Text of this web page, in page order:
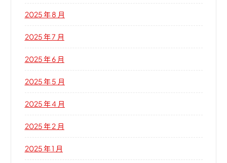
2025 年 8 月
2025 年 7 月
2025 年 6 月
2025 年 5 月
2025 年 4 月
2025 年 2 月
2025 年 1 月